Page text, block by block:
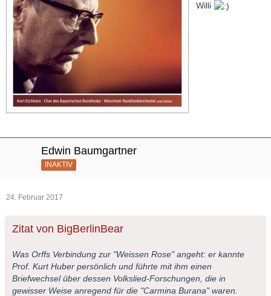
Willi
Edwin Baumgartner
INAKTIV
24. Februar 2017
Zitat von BigBerlinBear
Was Orffs Verbindung zur "Weissen Rose" angeht: er kannte
Prof. Kurt Huber persönlich und führte mit ihm einen
Briefwechsel über dessen Volkslied-Forschungen, die in
gewisser Weise anregend für die "Carmina Burana" waren.